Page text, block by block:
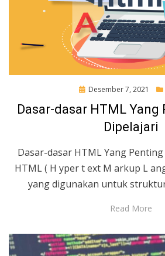
PostedDesember 7, 2021
Dasar-dasar HTML
Dipelajari
Dasar-dasar HTML Yang
HTML ( H yper t ext M arkup L
yang digunakan untuk
Read More